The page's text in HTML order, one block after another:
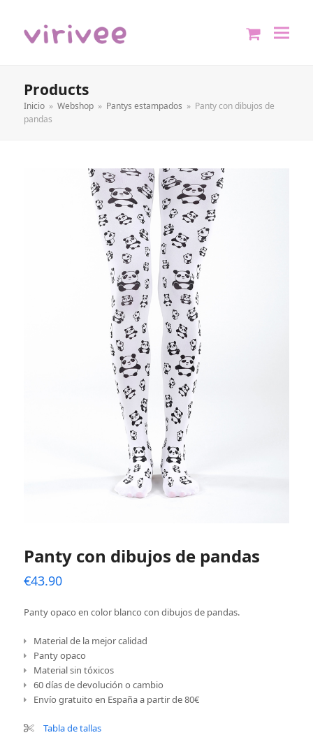
Products
Inicio » Webshop » Pantys estampados » Panty con dibujos de
pandas
Panty con dibujos de pandas
€43.90
Panty opaco en color blanco con dibujos de pandas.
Material de la mejor calidad
Panty opaco
Material sin tóxicos
60 días de devolución o cambio
Envío gratuito en España a partir de 80€
Tabla de tallas